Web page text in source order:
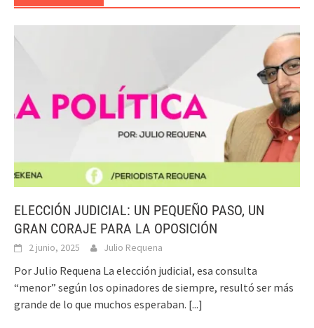
ELECCIÓN JUDICIAL: UN PEQUEÑO PASO, UN
GRAN CORAJE PARA LA OPOSICIÓN
2 junio, 2025 Julio Requena
Por Julio Requena La elección judicial, esa consulta
“menor” según los opinadores de siempre, resultó ser más
grande de lo que muchos esperaban. [...]